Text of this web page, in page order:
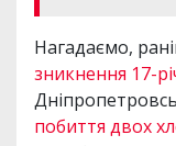
Нагадаємо,
зникнення 17-
побиття двох